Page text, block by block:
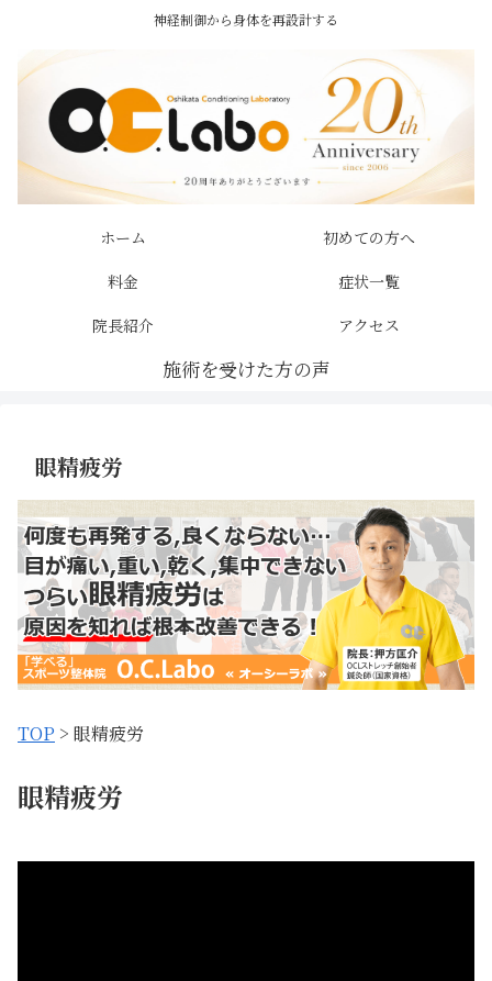
神経制御から身体を再設計する
ホーム
初めての方へ
料金
症状一覧
院長紹介
アクセス
眼精疲労
TOP > 眼精疲労
眼精疲労